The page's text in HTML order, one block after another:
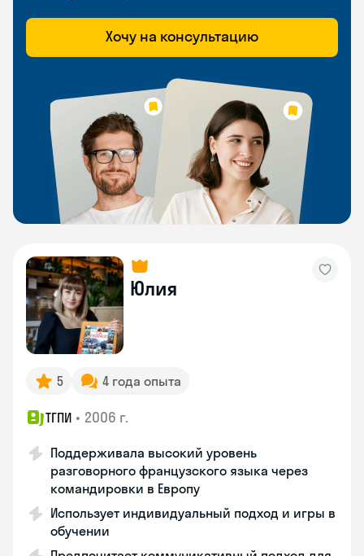
Хочу на консультацию
Юлия
5 4 года опыта
ТГПИ • 2006 г.
Поддерживала высокий уровень
разговорного французского языка через
командировки в Европу
Использует индивидуальный подход и игры в
обучении